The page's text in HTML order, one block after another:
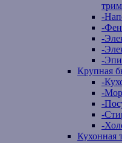
-
-
-
-
-
Крупная
-
-
-
-
-
Кухонная